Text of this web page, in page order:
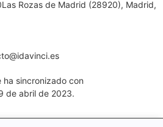
Rozas de Madrid (28920), Madrid,
ha sincronizado con
de abril de 2023.